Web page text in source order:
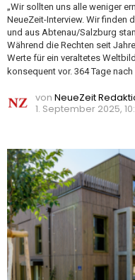
„Wir sollten uns alle weniger
NeueZeit-Interview. Wir finden
und aus Abtenau/Salzburg
Während die Rechten seit
Werte für ein veraltetes
konsequent vor. 364 Tage nach
von NeueZeit
1. September 2025,